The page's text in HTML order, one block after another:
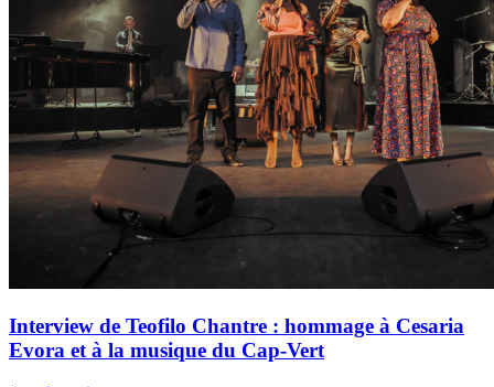
Interview de Teofilo Chantre : hommage à Cesaria
Evora et à la musique du Cap-Vert